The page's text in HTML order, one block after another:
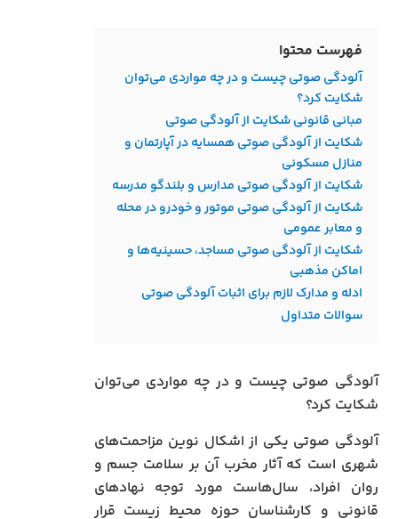
فهرست محتوا
آلودگی صوتی چیست و در چه مواردی می‌توان
شکایت کرد؟
مبانی قانونی شکایت از آلودگی صوتی
شکایت از آلودگی صوتی همسایه در آپارتمان و
منازل مسکونی
شکایت از آلودگی صوتی مدارس و بلندگو مدرسه
شکایت از آلودگی صوتی موتور و خودرو در محله
و معابر عمومی
شکایت از آلودگی صوتی مساجد، حسینیه‌ها و
اماکن مذهبی
ادله و مدارک لازم برای اثبات آلودگی صوتی
سوالات متداول
آلودگی صوتی چیست و در چه مواردی می‌توان
شکایت کرد؟
آلودگی صوتی یکی از اشکال نوین مزاحمت‌های
شهری است که آثار مخرب آن بر سلامت جسم و
روان افراد، سال‌هاست مورد توجه نهادهای
قانونی و کارشناسان حوزه محیط زیست قرار